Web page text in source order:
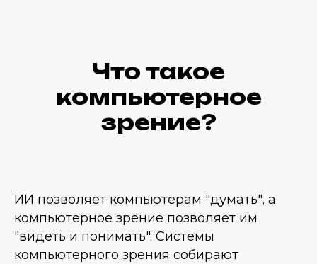
Что такое
компьютерное
зрение?
ИИ позволяет компьютерам "думать", а
компьютерное зрение позволяет им
"видеть и понимать". Системы
компьютерного зрения собирают